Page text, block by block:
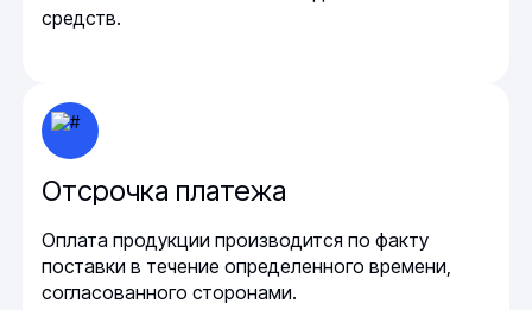
средств.
Отсрочка платежа
Оплата продукции производится по факту
поставки в течение определенного времени,
согласованного сторонами.